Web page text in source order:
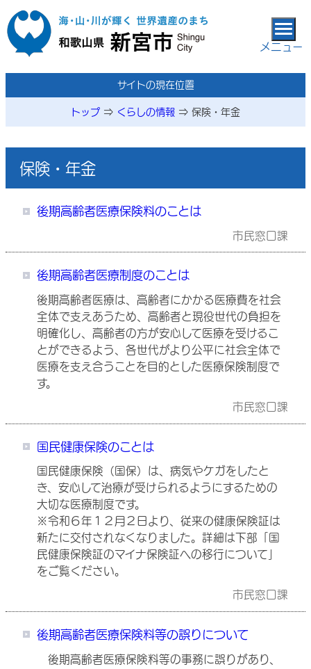
本文へ移動
メニュー
メニューページサイトの現在位置
トップ ⇒ くらしの情報 ⇒ 保険・年金
保険・年金
後期高齢者医療保険料のことは
市民窓口課
後期高齢者医療制度のことは
後期高齢者医療は、高齢者にかかる医療費を社会
全体で支えあうため、高齢者と現役世代の負担を
明確化し、高齢者の方が安心して医療を受けるこ
とができるよう、各世代がより公平に社会全体で
医療を支え合うことを目的とした医療保険制度で
す。
市民窓口課
国民健康保険のことは
国民健康保険（国保）は、病気やケガをしたと
き、安心して治療が受けられるようにするための
大切な医療制度です。
※令和６年１２月２日より、従来の健康保険証は
新たに交付されなくなりました。詳細は下部「国
民健康保険証のマイナ保険証への移行について」
をご覧ください。
市民窓口課
後期高齢者医療保険料等の誤りについて
後期高齢者医療保険料等の事務に誤りがあり、